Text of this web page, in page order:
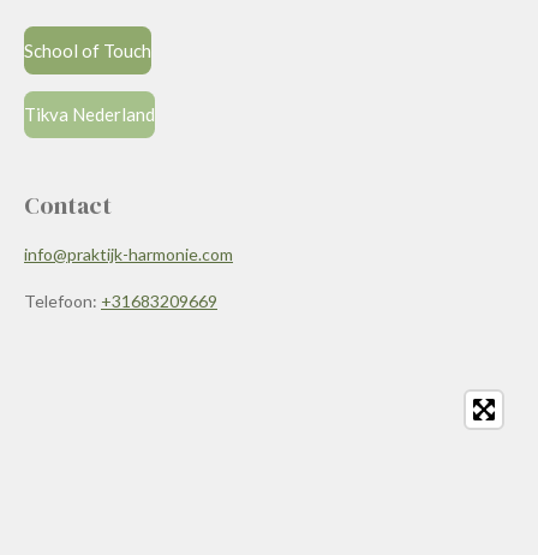
School of Touch
Tikva Nederland
Contact
info@praktijk-harmonie.com
Telefoon: +31683209669